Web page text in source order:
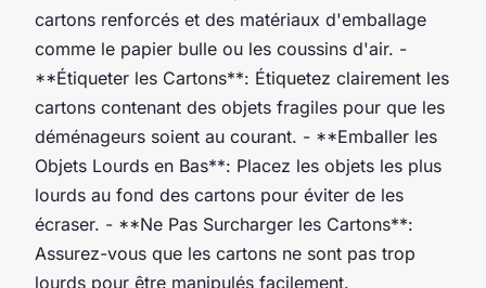
cartons renforcés et des matériaux d'emballage
comme le papier bulle ou les coussins d'air. -
**Étiqueter les Cartons**: Étiquetez clairement les
cartons contenant des objets fragiles pour que les
déménageurs soient au courant. - **Emballer les
Objets Lourds en Bas**: Placez les objets les plus
lourds au fond des cartons pour éviter de les
écraser. - **Ne Pas Surcharger les Cartons**:
Assurez-vous que les cartons ne sont pas trop
lourds pour être manipulés facilement.